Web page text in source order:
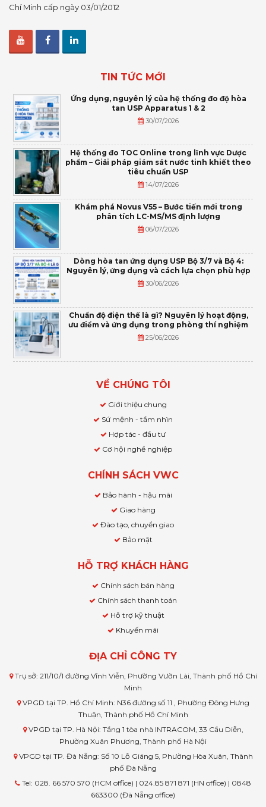
Chí Minh cấp ngày 03/01/2012
TIN TỨC MỚI
Ứng dụng, nguyên lý của hệ thống đo độ hòa
tan USP Apparatus 1 & 2
30/07/2026
Hệ thống đo TOC Online trong lĩnh vực Dược
phẩm – Giải pháp giám sát nước tinh khiết theo
tiêu chuẩn USP
14/07/2026
Khám phá Novus V55 – Bước tiến mới trong
phân tích LC-MS/MS định lượng
06/07/2026
Dòng hòa tan ứng dụng USP Bộ 3/7 và Bộ 4:
Nguyên lý, ứng dụng và cách lựa chọn phù hợp
30/06/2026
Chuẩn độ điện thế là gì? Nguyên lý hoạt động,
ưu điểm và ứng dụng trong phòng thí nghiệm
25/06/2026
VỀ CHÚNG TÔI
Giới thiệu chung
Sứ mệnh - tầm nhìn
Hợp tác - đầu tư
Cơ hội nghề nghiệp
CHÍNH SÁCH VWC
Bảo hành - hậu mãi
Giao hàng
Đào tạo, chuyển giao
Bảo mật
HỖ TRỢ KHÁCH HÀNG
Chính sách bán hàng
Chính sách thanh toán
Hỗ trợ kỹ thuật
Khuyến mãi
ĐỊA CHỈ CÔNG TY
Trụ sở: 211/10/1 đường Vĩnh Viễn, Phường Vườn Lài, Thành phố Hồ Chí
Minh
VPGD tại TP. Hồ Chí Minh: N36 đường số 11 , Phường Đông Hưng
Thuận, Thành phố Hồ Chí Minh
VPGD tại TP. Hà Nội: Tầng 1 tòa nhà INTRACOM, 33 Cầu Diễn,
Phường Xuân Phương, Thành phố Hà Nội
VPGD tại TP. Đà Nẵng: Số 10 Lỗ Giáng 5, Phường Hòa Xuân, Thành
phố Đà Nẵng
Tel: 028. 66 570 570 (HCM office) | 024.85 871 871 (HN office) | 0848
663300 (Đà Nẵng office)